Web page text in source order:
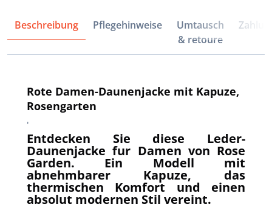
Beschreibung Pflegehinweise
Umtausch
& retoure
Rote Damen-Daunenjacke mit Kapuze,
Rosengarten
'
Entdecken Sie diese Leder-
Daunenjacke fur Damen von Rose
Garden. Ein Modell mit
abnehmbarer Kapuze, das
thermischen Komfort und einen
absolut modernen Stil vereint.